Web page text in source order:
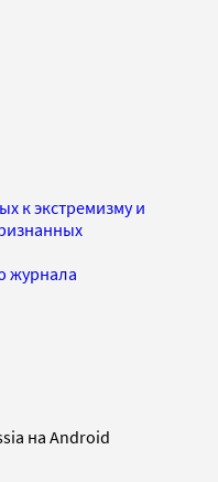
к экстремизму и
журнала
на Android